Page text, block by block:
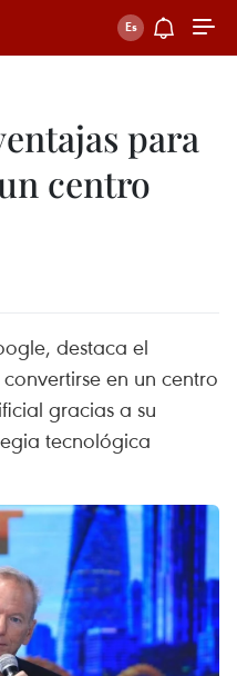
para
centro
destaca el
en un centro
gracias a su
tecnológica